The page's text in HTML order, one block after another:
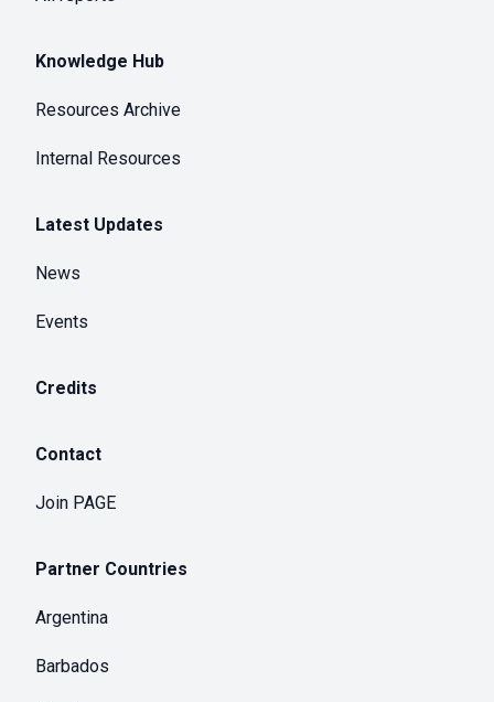
Knowledge Hub
Resources Archive
Internal Resources
Latest Updates
News
Events
Credits
Contact
Join PAGE
Partner Countries
Argentina
Barbados